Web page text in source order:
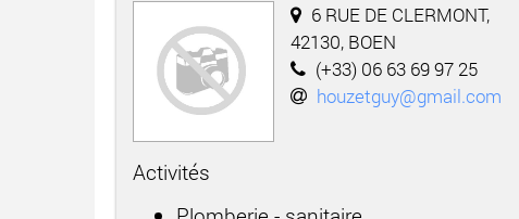
6 RUE DE CLERMONT,
42130, BOEN
(+33) 06 63 69 97 25
houzetguy@gmail.com
Activités